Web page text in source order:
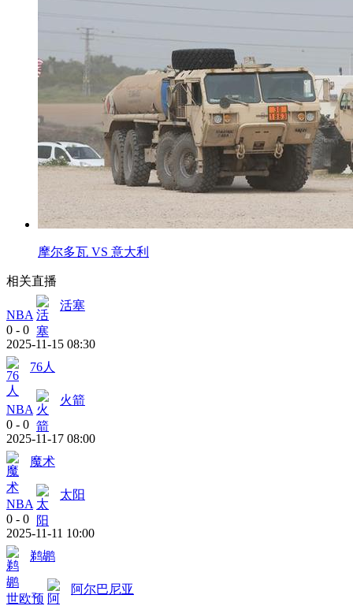
摩尔多瓦 VS 意大利
相关直播
NBA
活塞
0 - 0
2025-11-15 08:30
76人
NBA
火箭
0 - 0
2025-11-17 08:00
魔术
NBA
太阳
0 - 0
2025-11-11 10:00
鹈鹕
世欧预
阿尔巴尼亚